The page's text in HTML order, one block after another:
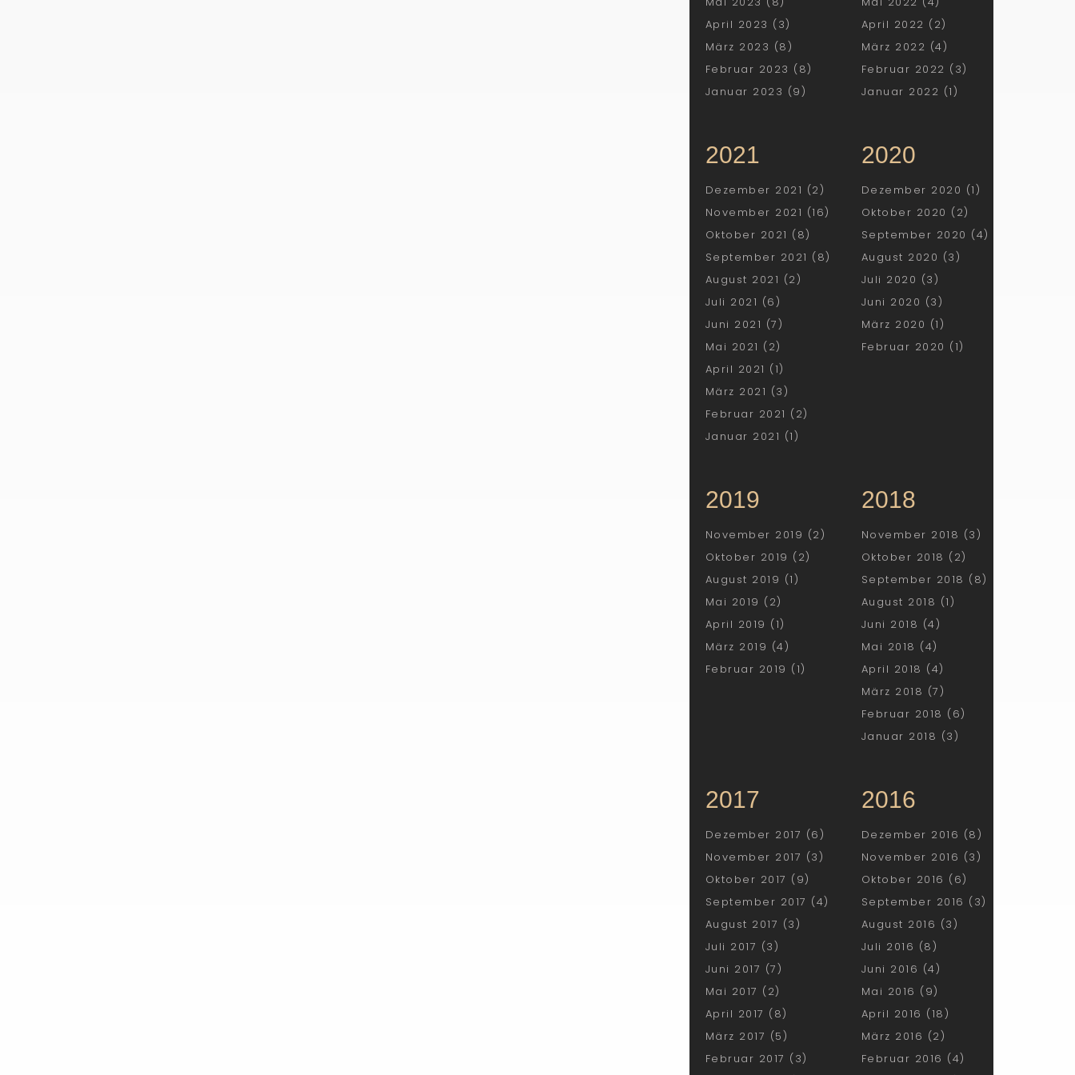
April 2023 (3)
März 2023 (8)
Februar 2023 (8)
Januar 2023 (9)
April 2022 (2)
März 2022 (4)
Februar 2022 (3)
Januar 2022 (1)
2021
Dezember 2021 (2)
November 2021 (16)
Oktober 2021 (8)
September 2021 (8)
August 2021 (2)
Juli 2021 (6)
Juni 2021 (7)
Mai 2021 (2)
April 2021 (1)
März 2021 (3)
Februar 2021 (2)
Januar 2021 (1)
2020
Dezember 2020 (1)
Oktober 2020 (2)
September 2020 (4)
August 2020 (3)
Juli 2020 (3)
Juni 2020 (3)
März 2020 (1)
Februar 2020 (1)
2019
November 2019 (2)
Oktober 2019 (2)
August 2019 (1)
Mai 2019 (2)
April 2019 (1)
März 2019 (4)
Februar 2019 (1)
2018
November 2018 (3)
Oktober 2018 (2)
September 2018 (8)
August 2018 (1)
Juni 2018 (4)
Mai 2018 (4)
April 2018 (4)
März 2018 (7)
Februar 2018 (6)
Januar 2018 (3)
2017
Dezember 2017 (6)
November 2017 (3)
Oktober 2017 (9)
September 2017 (4)
August 2017 (3)
Juli 2017 (3)
Juni 2017 (7)
Mai 2017 (2)
April 2017 (8)
März 2017 (5)
Februar 2017 (3)
2016
Dezember 2016 (8)
November 2016 (3)
Oktober 2016 (6)
September 2016 (3)
August 2016 (3)
Juli 2016 (8)
Juni 2016 (4)
Mai 2016 (9)
April 2016 (18)
März 2016 (2)
Februar 2016 (4)